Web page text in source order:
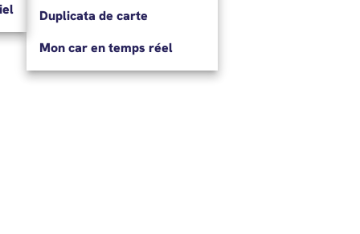
Duplicata de carte
Mon car en temps réel